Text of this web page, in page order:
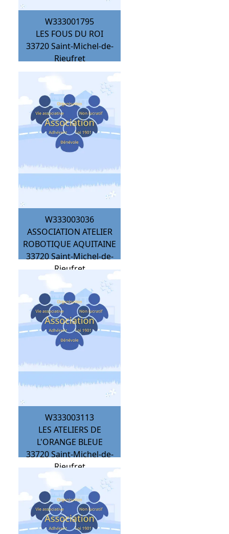
W333001795
LES FOUS DU ROI
33720 Saint-Michel-de-
Rieufret
W333003036
ASSOCIATION ATELIER
ROBOTIQUE AQUITAINE
33720 Saint-Michel-de-
Rieufret
W333003113
LES ATELIERS DE
L'ORANGE BLEUE
33720 Saint-Michel-de-
Rieufret